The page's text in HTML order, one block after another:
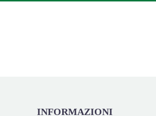
INFORMAZIONI